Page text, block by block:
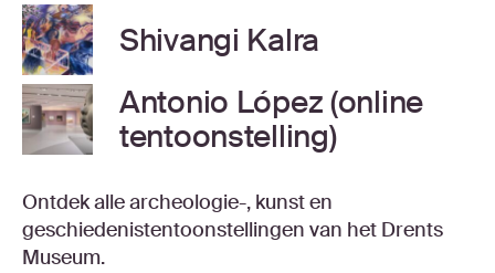
Shivangi Kalra
Antonio López (online
tentoonstelling)
Ontdek alle archeologie-, kunst en
geschiedenistentoonstellingen van het Drents
Museum.